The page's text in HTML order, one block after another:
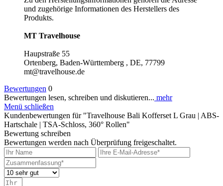
und zugehörige Informationen des Herstellers des
Produkts.
MT Travelhouse
Haupstraße 55
Ortenberg, Baden-Württemberg , DE, 77799
mt@travelhouse.de
Bewertungen 0
Bewertungen lesen, schreiben und diskutieren... mehr
Menü schließen
Kundenbewertungen für "Travelhouse Bali Kofferset L Grau | ABS-
Hartschale | TSA-Schloss, 360° Rollen"
Bewertung schreiben
Bewertungen werden nach Überprüfung freigeschaltet.